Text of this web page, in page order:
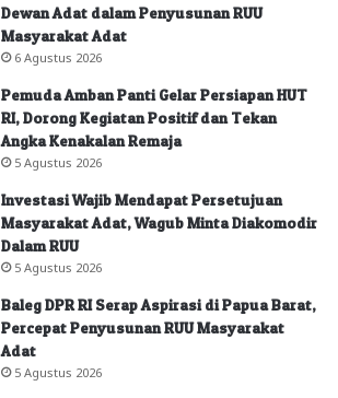
Dewan Adat dalam Penyusunan RUU
Masyarakat Adat
6 Agustus 2026
Pemuda Amban Panti Gelar Persiapan HUT
RI, Dorong Kegiatan Positif dan Tekan
Angka Kenakalan Remaja
5 Agustus 2026
Investasi Wajib Mendapat Persetujuan
Masyarakat Adat, Wagub Minta Diakomodir
Dalam RUU
5 Agustus 2026
Baleg DPR RI Serap Aspirasi di Papua Barat,
Percepat Penyusunan RUU Masyarakat
Adat
5 Agustus 2026